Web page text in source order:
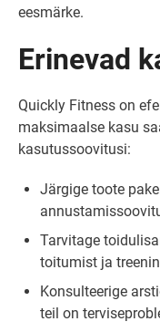
eesmärke.
Erinevad
Quickly Fitness on
maksimaalse kasu
kasutussoovitusi:
Järgige toote
Tarvitage
toitumist ja
Konsulteerige
teil on